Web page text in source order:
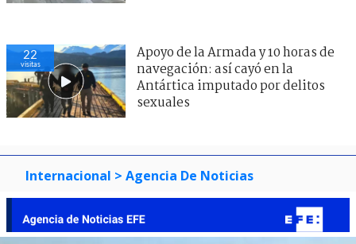
22
visitas
Apoyo de la Armada y 10 horas de
navegación: así cayó en la
Antártica imputado por delitos
sexuales
Internacional > Agencia De Noticias